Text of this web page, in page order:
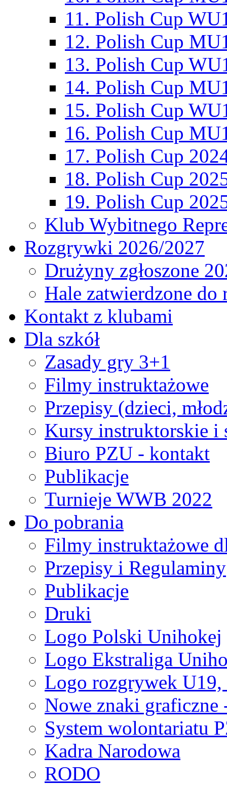
11. Polish Cup
12. Polish Cup
13. Polish Cup
14. Polish Cup
15. Polish Cup
16. Polish Cup
17. Polish Cup
18. Polish Cup
19. Polish Cup
Klub Wybitnego
Rozgrywki 2026/2027
Drużyny zgłoszone
Hale zatwierdzone
Kontakt z klubami
Dla szkół
Zasady gry 3+1
Filmy instruktażowe
Przepisy (dzieci,
Kursy instruktorskie i
Biuro PZU - kontakt
Publikacje
Turnieje WWB 2022
Do pobrania
Filmy instruktażowe
Przepisy i Regulaminy
Publikacje
Druki
Logo Polski Unihokej
Logo Ekstraliga
Logo rozgrywek
Nowe znaki graficzne
System wolontariatu
Kadra Narodowa
RODO